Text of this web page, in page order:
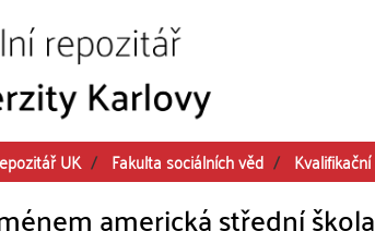
UK Fakulta sociálních věd
americká střední škola